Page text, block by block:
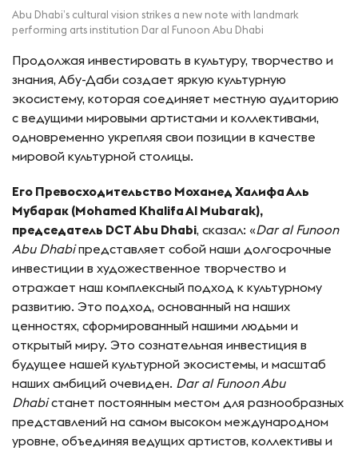
Abu Dhabi’s cultural vision strikes a new note with landmark
performing arts institution Dar al Funoon Abu Dhabi
Продолжая инвестировать в культуру, творчество и
знания, Абу-Даби создает яркую культурную
экосистему, которая соединяет местную аудиторию
с ведущими мировыми артистами и коллективами,
одновременно укрепляя свои позиции в качестве
мировой культурной столицы.
Его Превосходительство Мохамед Халифа Аль
Мубарак (Mohamed Khalifa Al Mubarak),
председатель DCT Abu Dhabi, сказал: «Dar al Funoon
Abu Dhabiпредставляет собой наши долгосрочные
инвестиции в художественное творчество и
отражает наш комплексный подход к культурному
развитию. Это подход, основанный на наших
ценностях, сформированный нашими людьми и
открытый миру. Это сознательная инвестиция в
будущее нашей культурной экосистемы, и масштаб
наших амбиций очевиден. Dar al Funoon Abu
Dhabiстанет постоянным местом для разнообразных
представлений на самом высоком международном
уровне, объединяя ведущих артистов, коллективы и